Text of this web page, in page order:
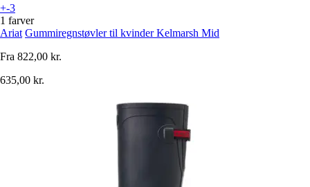
+-3
1 farver
Ariat Gummiregnstøvler til kvinder Kelmarsh Mid
Fra 822,00 kr.
635,00 kr.